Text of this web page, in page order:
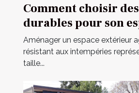
Comment choisir
durables pour son
extérieur ?
Aménager un espace extérieur
résistant aux intempéries
taille...